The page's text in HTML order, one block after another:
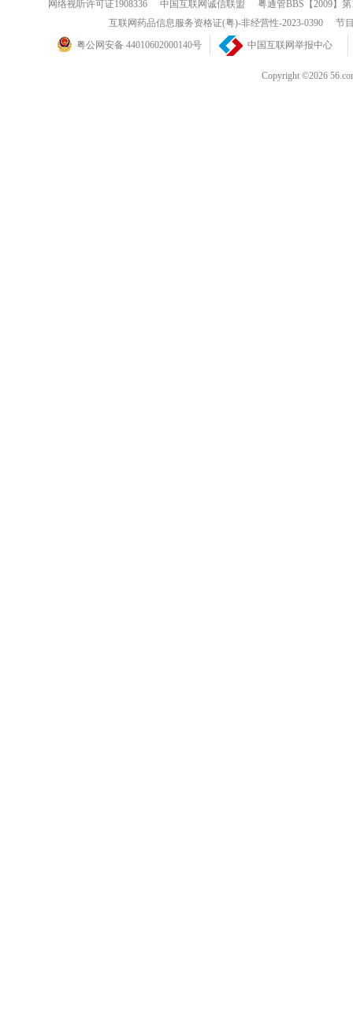
网络视听许可证1908336 中国互联网诚信联盟
粤通管BBS【2009】
互联网药品信息服务资格证(粤)-非经营性-2023-0390
节
粤公网安备 44010602000140号
中国互联网举报中心
Copyright ©2026